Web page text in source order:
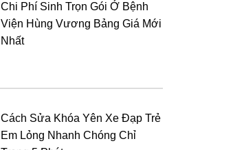
Chi Phí Sinh Trọn Gói Ở Bệnh
Viện Hùng Vương Bảng Giá Mới
Nhất
Cách Sửa Khóa Yên Xe Đạp Trẻ
Em Lỏng Nhanh Chóng Chỉ